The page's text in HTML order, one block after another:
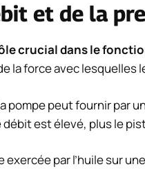
et de la
crucial dans le
la force avec lesquelles
pompe peut fournir par
est élevé, plus le
par l’huile sur